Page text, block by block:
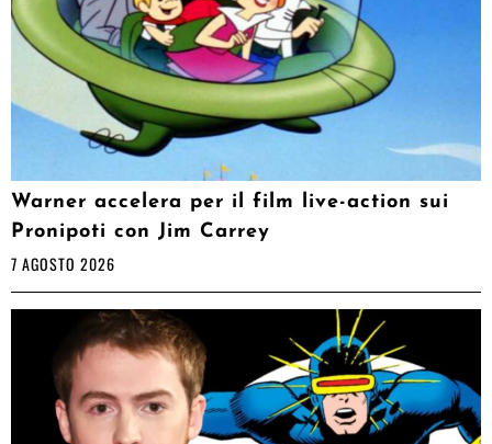
Warner accelera per il film live-action sui
Pronipoti con Jim Carrey
7 AGOSTO 2026